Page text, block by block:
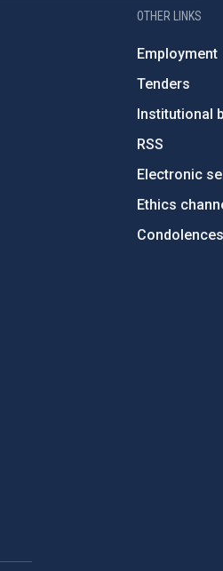
OTHER LINKS
Employment
Tenders
Institutional
RSS
Electronic
Ethics